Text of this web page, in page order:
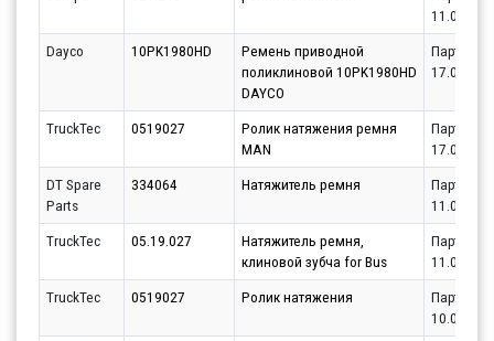
Dayco
10PK1980HD
Ремень приводной
поликлиновой 10PK1980HD
DAYCO
Партнёр
TruckTec 0519027
Ролик натяжения ремня
MAN
Партнёр
DT Spare
Parts
334064 Натяжитель ремня
Партнёр
TruckTec
05.19.027
Натяжитель ремня,
клиновой зубча for Bus
Партнёр
TruckTec
0519027 Ролик натяжения
Партнёр